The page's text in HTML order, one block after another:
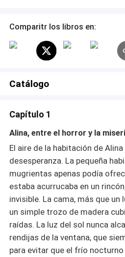
con ella, ofreciéndole una salida
rechazo desata una espiral de
la que deberá luchar por su
Comparitr los libros en:
Catálogo
Capítulo 1
Alina, entre el horror y la
El aire de la habitación de
desesperanza. La pequeña
mugrientas apenas podía
estaba acurrucaba en un
invisible. La cama, más que un
un simple trozo de madera
raídas. La luz del sol nunca
rendijas de la ventana, que
para evitar que el frío nocturno